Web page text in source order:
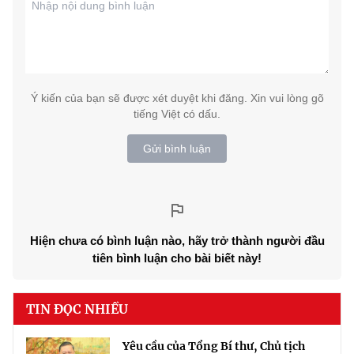
Ý kiến của bạn sẽ được xét duyệt khi đăng. Xin vui lòng gõ
tiếng Việt có dấu.
Gửi bình luận
Hiện chưa có bình luận nào, hãy trở thành người đầu
tiên bình luận cho bài biết này!
TIN ĐỌC NHIỀU
Yêu cầu của Tổng Bí thư, Chủ tịch